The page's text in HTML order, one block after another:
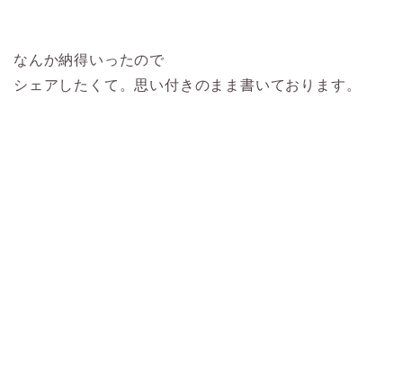
なんか納得いったので
シェアしたくて。思い付きのまま書いております。